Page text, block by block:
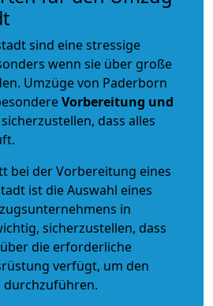
sind eine stressige
wenn sie über große
Umzüge von Paderborn
Vorbereitung und
dass alles
bei der Vorbereitung eines
ist die Auswahl eines
in
sicherzustellen, dass
die erforderliche
verfügt, um den